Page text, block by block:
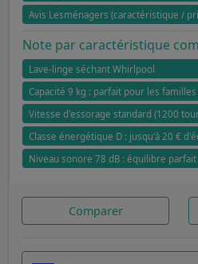
Avis Lesménagers (caractéristique /
Note par caractéristique
Lave-linge séchant Whirlpool
Capacité 9 kg : parfait pour les
Vitesse d'essorage standard (1200
Classe énergétique D : jusqu'à 20 €
Niveau sonore 78 dB : équilibre parfait
Comparer